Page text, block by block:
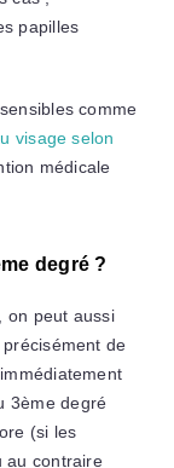
papilles
comme
visage selon
médicale
degré ?
on peut aussi
de
3ème degré
(si les
au contraire